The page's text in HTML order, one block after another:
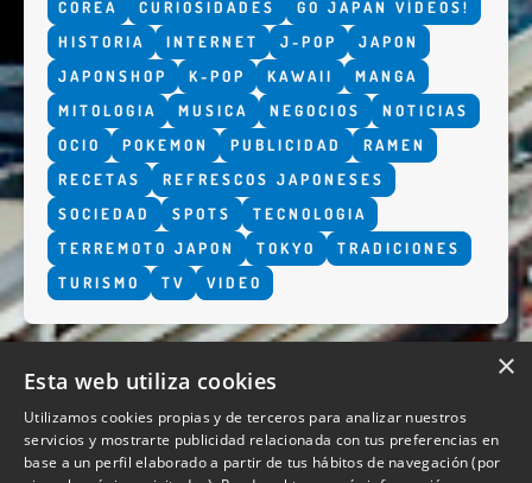
COREA
CURIOSIDADES
GO JAPAN VÍDEOS!
HISTORIA
INTERNET J-POP
JAPON
JAPONSHOP
K-POP KAWAII
MANGA
MITOLOGIA
MUSICA NEGOCIOS
NOTICIAS
OCIO
POKEMON PUBLICIDAD
RAMEN
RECETAS
REFRESCOS JAPONESES
SOCIEDAD
SPOTS
TECNOLOGIA
TERREMOTO JAPON
TOKYO
TRADICIONES
TURISMO
TV VIDEO
×
Esta web utiliza cookies
Utilizamos cookies propias y de terceros para analizar nuestros
servicios y mostrarte publicidad relacionada con tus preferencias en
base a un perfil elaborado a partir de tus hábitos de navegación (por